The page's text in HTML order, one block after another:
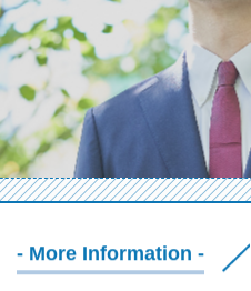
- More Information -